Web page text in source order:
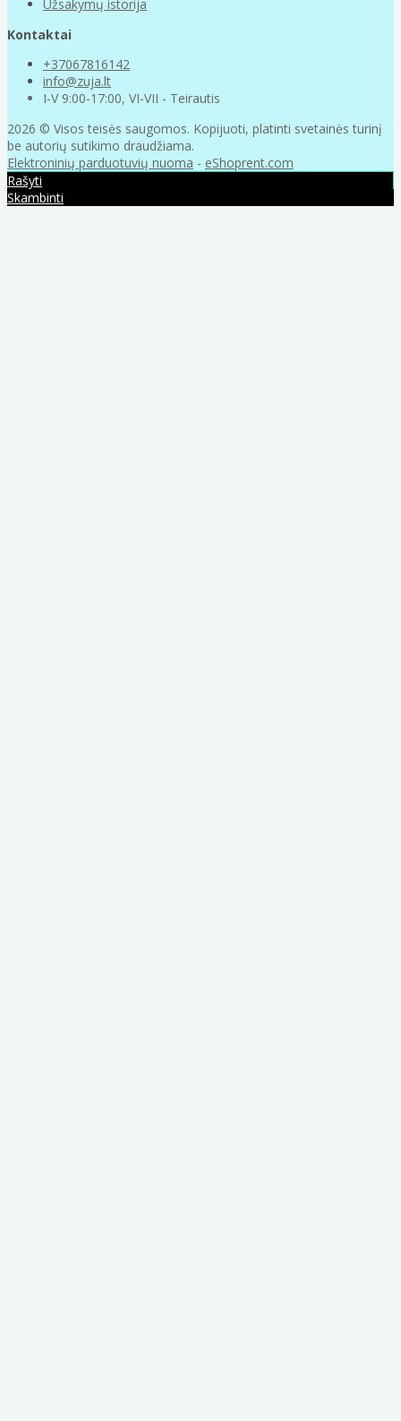
Užsakymų istorija
Kontaktai
+37067816142
info@zuja.lt
I-V 9:00-17:00, VI-VII - Teirautis
2026 © Visos teisės saugomos. Kopijuoti, platinti svetainės turinį
be autorių sutikimo draudžiama.
Elektroninių parduotuvių nuoma - eShoprent.com
Rašyti
Skambinti